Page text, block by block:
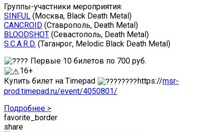
Группы-участники мероприятия:
SINFUL (Москва, Black Death Metal)
CANCROID (Ставрополь, Death Metal)
BLOODSHOT (Севастополь, Death Metal)
S.C.A.R.D. (Таганрог, Melodic Black Death Metal)
Первые 10 билетов по 700 руб.
16+
Купить билет на Timepad
https://msr-
prod.timepad.ru/event/4050801/
Подробнее >
favorite_border
share